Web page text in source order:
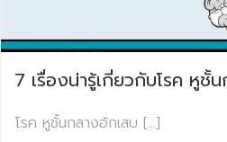
7 เรื่องน่ารู้เกี่ยวกับโรค หูชั้
โรค หูชั้นกลางอักเสบ […]